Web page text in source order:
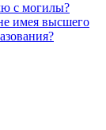
с могилы?
имея высшего